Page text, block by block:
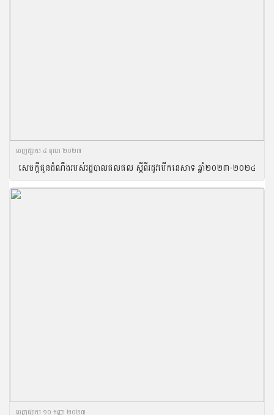
ចេញ​ផ្សាយ​ ៤ តុលា ២០២៣
សេចក្តីជូនដំណឹងរបស់រដ្ឋបាលជលផល ស្តីពីរដូវបើកនេសាទ ឆ្នាំ២០២៣-២០២៤
ចេញ​ផ្សាយ​ ១០ កញ្ញា ២០២៣